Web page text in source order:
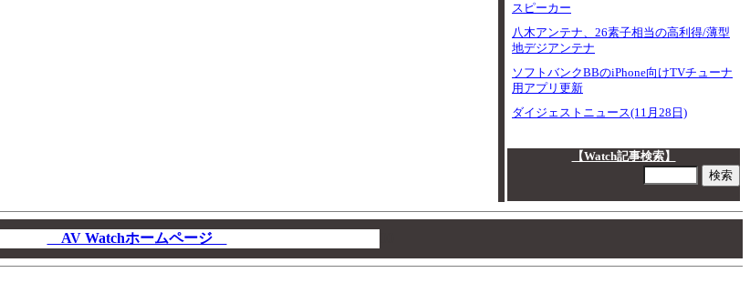
スピーカー
八木アンテナ、26素子相当の高利得/薄型
地デジアンテナ
ソフトバンクBBのiPhone向けTVチューナ
用アプリ更新
ダイジェストニュース(11月28日)
【Watch記事検索】
AV Watchホームページ